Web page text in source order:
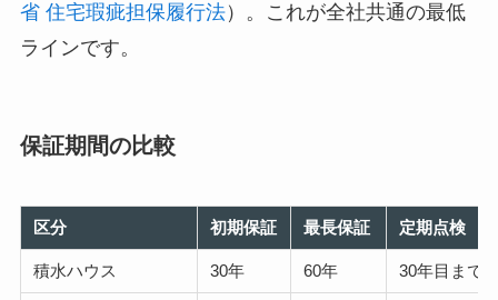
省 住宅瑕疵担保履行法）。これが全社共通の最低
ラインです。
保証期間の比較
区分 初期保証 最長保証 定期点検
積水ハウス 30年 60年 30年目まで